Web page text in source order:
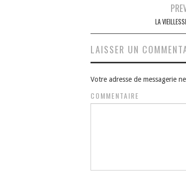
articles
LA
LAISSER UN
Votre adresse de messagerie
COMMENTAIRE